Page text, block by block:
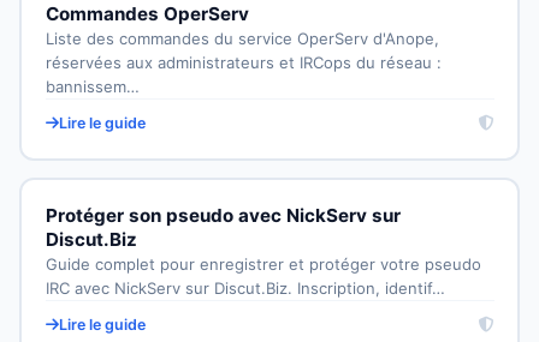
Commandes OperServ
Liste des commandes du service OperServ d'Anope,
réservées aux administrateurs et IRCops du réseau :
bannissem…
Lire le guide
Protéger son pseudo avec NickServ sur
Discut.Biz
Guide complet pour enregistrer et protéger votre pseudo
IRC avec NickServ sur Discut.Biz. Inscription, identif…
Lire le guide